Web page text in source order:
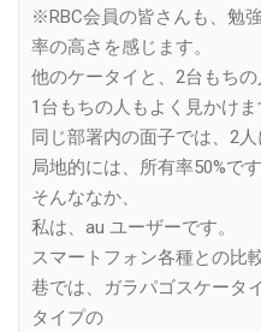
※RBC会員の皆さんも、勉
率の高さを感じます。
他のケータイと、2台もちの
1台もちの人もよく見かけま
同じ部署内の面子では、2人
局地的には、所有率50%です
そんななか、
私は、au ユーザーです。
スマートフォン各種との比
巷では、ガラパゴスケータ
タイプの